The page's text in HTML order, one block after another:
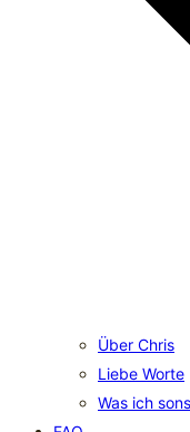
Über Chris
Liebe Worte
Was ich